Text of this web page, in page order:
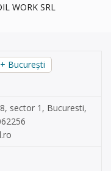
WORK SRL
București
sector 1, Bucuresti,